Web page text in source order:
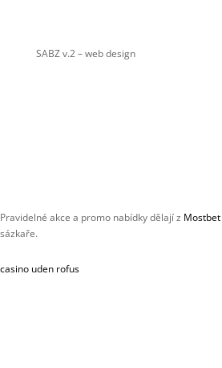
SABZ v.2– web design
Pravidelné akce a promo nabídky dělají z Mostbet
sázkaře.
casino uden rofus